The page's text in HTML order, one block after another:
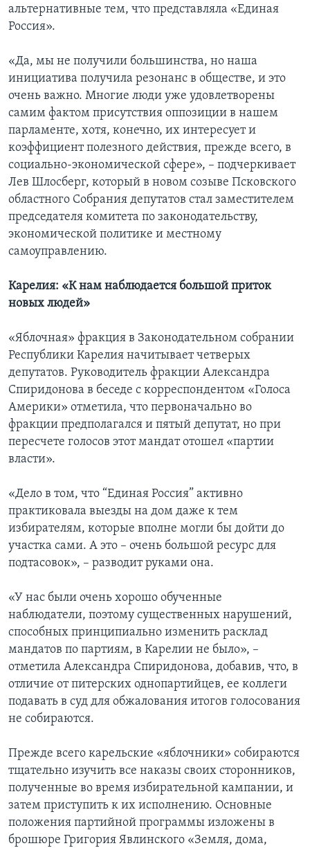
альтернативные тем, что представляла «Единая
Россия».
«Да, мы не получили большинства, но наша
инициатива получила резонанс в обществе, и это
очень важно. Многие люди уже удовлетворены
самим фактом присутствия оппозиции в нашем
парламенте, хотя, конечно, их интересует и
коэффициент полезного действия, прежде всего, в
социально-экономической сфере», – подчеркивает
Лев Шлосберг, который в новом созыве Псковского
областного Собрания депутатов стал заместителем
председателя комитета по законодательству,
экономической политике и местному
самоуправлению.
Карелия: «К нам наблюдается большой приток
новых людей»
«Яблочная» фракция в Законодательном собрании
Республики Карелия начитывает четверых
депутатов. Руководитель фракции Александра
Спиридонова в беседе с корреспондентом «Голоса
Америки» отметила, что первоначально во
фракции предполагался и пятый депутат, но при
пересчете голосов этот мандат отошел «партии
власти».
«Дело в том, что “Единая Россия” активно
практиковала выезды на дом даже к тем
избирателям, которые вполне могли бы дойти до
участка сами. А это – очень большой ресурс для
подтасовок», – разводит руками она.
«У нас были очень хорошо обученные
наблюдатели, поэтому существенных нарушений,
способных принципиально изменить расклад
мандатов по партиям, в Карелии не было», –
отметила Александра Спиридонова, добавив, что, в
отличие от питерских однопартийцев, ее коллеги
подавать в суд для обжалования итогов голосования
не собираются.
Прежде всего карельские «яблочники» собираются
тщательно изучить все наказы своих сторонников,
полученные во время избирательной кампании, и
затем приступить к их исполнению. Основные
положения партийной программы изложены в
брошюре Григория Явлинского «Земля, дома,